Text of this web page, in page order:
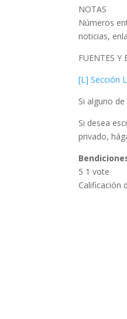
NOTAS
Números
noticias,
FUENTES Y
[L] Sección
Si alguno
Si desea
privado,
5 1 vote
Calificación